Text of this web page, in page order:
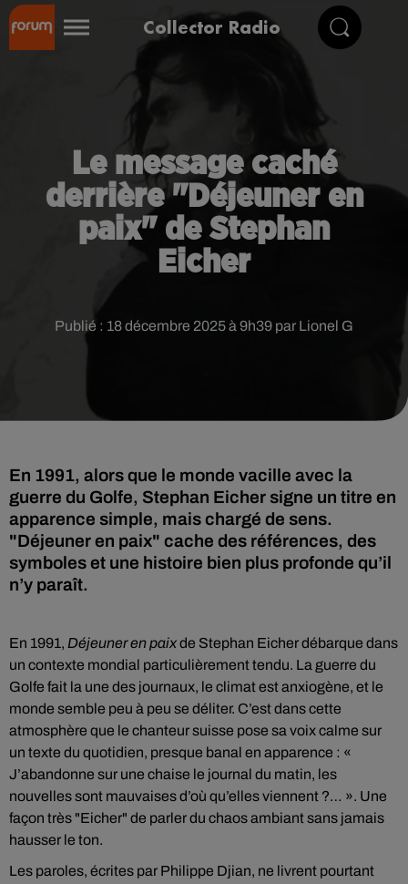
Collector Radio
Le message caché
derrière "Déjeuner en
paix" de Stephan
Eicher
Publié : 18 décembre 2025 à 9h39 par Lionel G
En 1991, alors que le monde vacille avec la
guerre du Golfe, Stephan Eicher signe un titre en
apparence simple, mais chargé de sens.
"Déjeuner en paix" cache des références, des
symboles et une histoire bien plus profonde qu’il
n’y paraît.
En 1991, Déjeuner en paixde Stephan Eicher débarque dans
un contexte mondial particulièrement tendu. La guerre du
Golfe fait la une des journaux, le climat est anxiogène, et le
monde semble peu à peu se déliter. C’est dans cette
atmosphère que le chanteur suisse pose sa voix calme sur
un texte du quotidien, presque banal en apparence : «
J’abandonne sur une chaise le journal du matin, les
nouvelles sont mauvaises d’où qu’elles viennent ?… ». Une
façon très "Eicher" de parler du chaos ambiant sans jamais
hausser le ton.
Les paroles, écrites par Philippe Djian, ne livrent pourtant